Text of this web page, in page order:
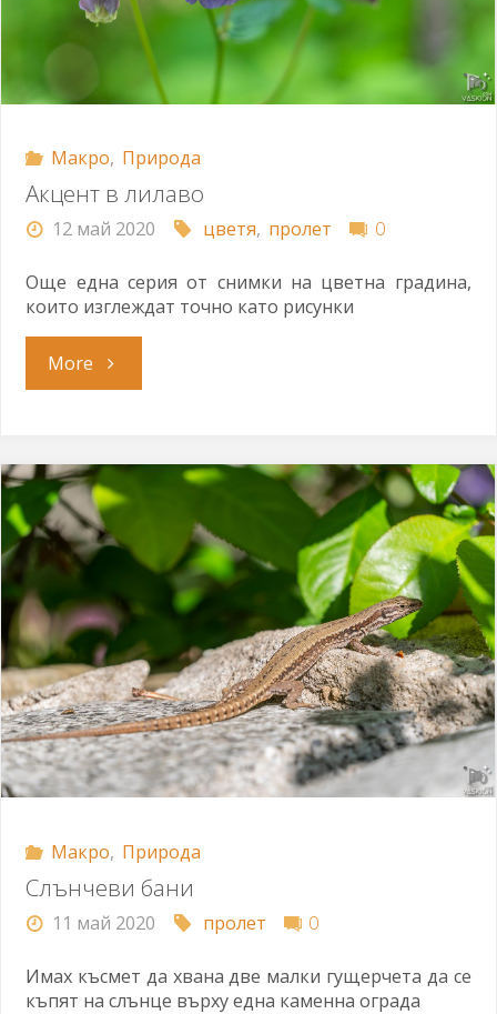
Макро, Природа
Акцент в лилаво
12 май 2020 цветя, пролет 0
Още една серия от снимки на цветна градина,
които изглеждат точно като рисунки
More"Акцент
лилаво"
Макро, Природа
Слънчеви бани
11 май 2020 пролет 0
Имах късмет да хвана две малки гущерчета да се
къпят на слънце върху една каменна ограда